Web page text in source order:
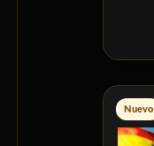
Nuevo